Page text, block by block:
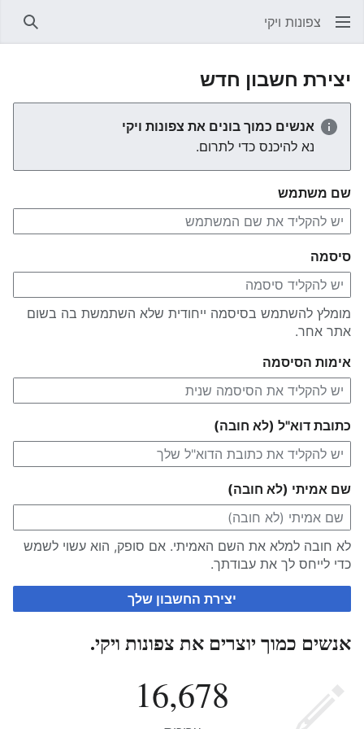
צפונות ויקי
יצירת חשבון חדש
אנשים כמוך בונים את צפונות ויקי
נא להיכנס כדי לתרום.
שם משתמש
סיסמה
מומלץ להשתמש בסיסמה ייחודית שלא השתמשת בה בשום
אתר אחר.
אימות הסיסמה
כתובת דוא"ל (לא חובה)
שם אמיתי (לא חובה)
לא חובה למלא את השם האמיתי. אם סופק, הוא עשוי לשמש
כדי לייחס לך את עבודתך.
יצירת החשבון שלך
אנשים כמוך יוצרים את צפונות ויקי.
16,678